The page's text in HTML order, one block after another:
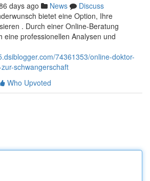
days ago News
Discuss
bietet eine Option, Ihre
. Durch einer Online-Beratung
eine professionellen Analysen und
74361353/online-doktor-
schwangerschaft
Who Upvoted